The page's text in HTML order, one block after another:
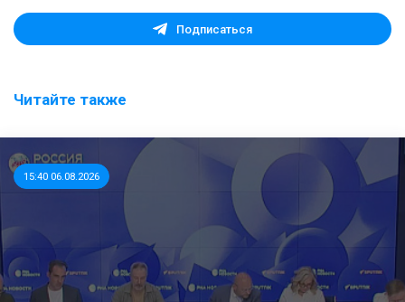
Подписаться
Читайте также
15:40 06.08.2026